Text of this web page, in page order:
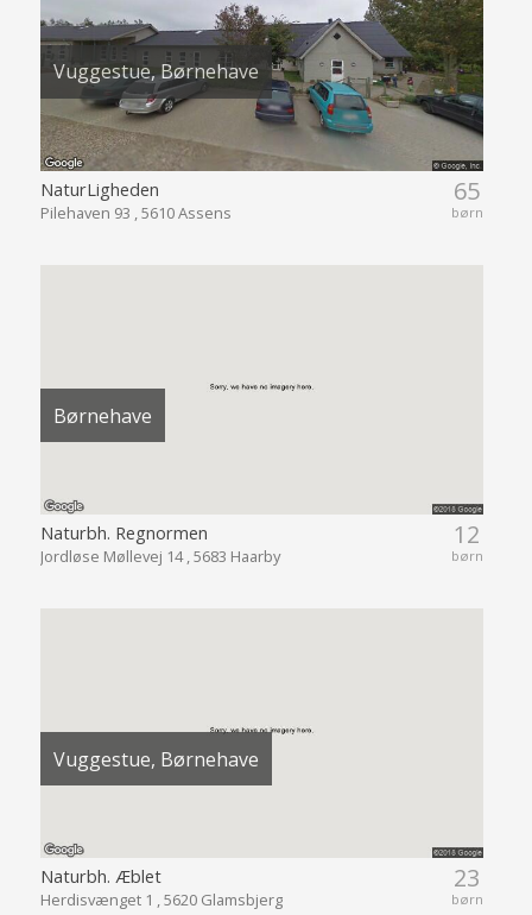
Vuggestue, Børnehave
65
børn
NaturLigheden
Pilehaven 93 , 5610 Assens
Børnehave
12
børn
Naturbh. Regnormen
Jordløse Møllevej 14 , 5683 Haarby
Vuggestue, Børnehave
23
børn
Naturbh. Æblet
Herdisvænget 1 , 5620 Glamsbjerg